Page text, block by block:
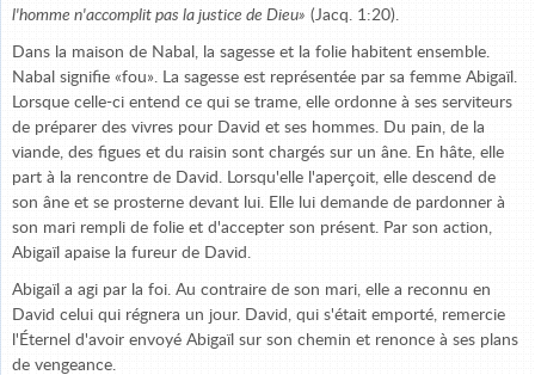
l'homme n'accomplit pas la justice de Dieu» (Jacq. 1:20).
Dans la maison de Nabal, la sagesse et la folie habitent ensemble.
Nabal signifie «fou». La sagesse est représentée par sa femme Abigaïl.
Lorsque celle-ci entend ce qui se trame, elle ordonne à ses serviteurs
de préparer des vivres pour David et ses hommes. Du pain, de la
viande, des figues et du raisin sont chargés sur un âne. En hâte, elle
part à la rencontre de David. Lorsqu'elle l'aperçoit, elle descend de
son âne et se prosterne devant lui. Elle lui demande de pardonner à
son mari rempli de folie et d'accepter son présent. Par son action,
Abigaïl apaise la fureur de David.
Abigaïl a agi par la foi. Au contraire de son mari, elle a reconnu en
David celui qui régnera un jour. David, qui s'était emporté, remercie
l'Éternel d'avoir envoyé Abigaïl sur son chemin et renonce à ses plans
de vengeance.